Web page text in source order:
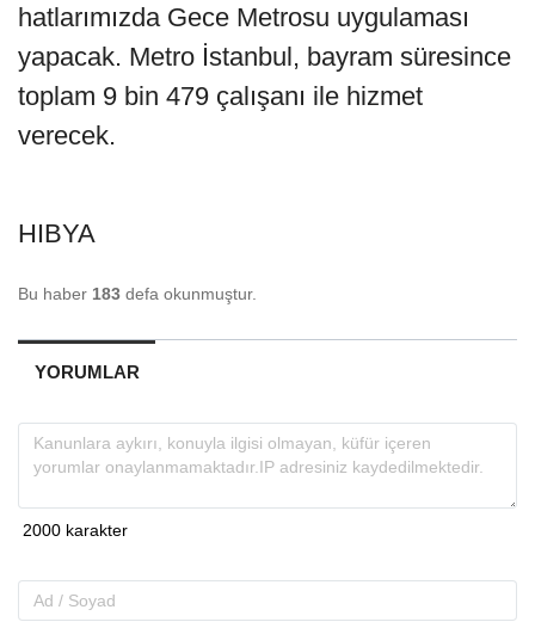
hatlarımızda Gece Metrosu uygulaması
yapacak. Metro İstanbul, bayram süresince
toplam 9 bin 479 çalışanı ile hizmet
verecek.
HIBYA
Bu haber 183 defa okunmuştur.
YORUMLAR